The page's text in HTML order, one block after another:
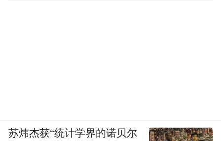
苏炜杰获“统计学界的诺贝尔